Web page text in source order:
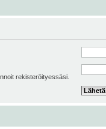
rekisteröityessäsi.